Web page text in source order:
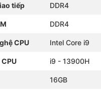
tiếp DDR4
DDR4
CPU Intel Core i9
i9 - 13900H
16GB